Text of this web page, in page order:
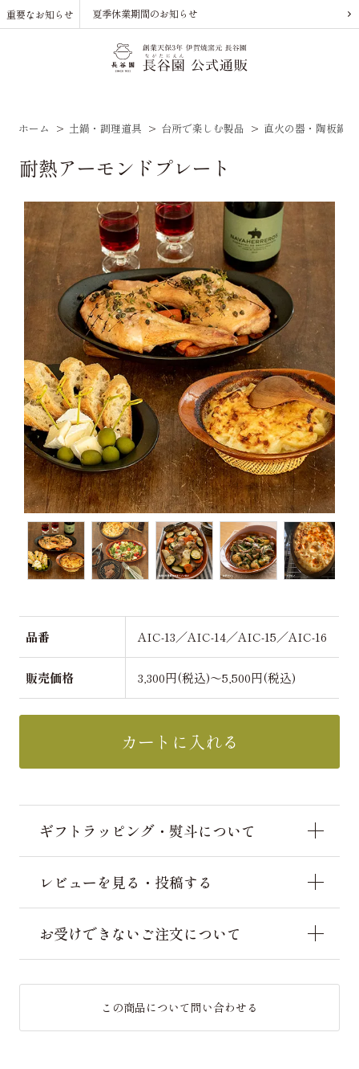
重要なお知らせ 夏季休業期間のお知らせ
ホーム > 土鍋・調理道具 > 台所で楽しむ製品 > 直火の器・陶板鍋
耐熱アーモンドプレート
品番 AIC-13／AIC-14／AIC-15／AIC-16
販売価格 3,300円(税込)～5,500円(税込)
カートに入れる
ギフトラッピング・熨斗について
レビューを見る・投稿する
お受けできないご注文について
この商品について問い合わせる